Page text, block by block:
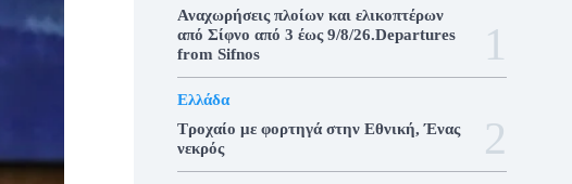
Αναχωρήσεις πλοίων και ελικοπτέρων
από Σίφνο από 3 έως 9/8/26.Departures
from Sifnos
Ελλάδα
Τροχαίο με φορτηγά στην Εθνική, Ένας
νεκρός